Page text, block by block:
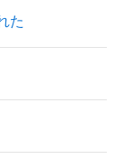
た